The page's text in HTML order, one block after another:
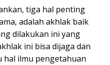
tiga hal penting
adalah akhlak baik
dilakukan ini yang
ini bisa dijaga dan
hal ilmu pengetahuan